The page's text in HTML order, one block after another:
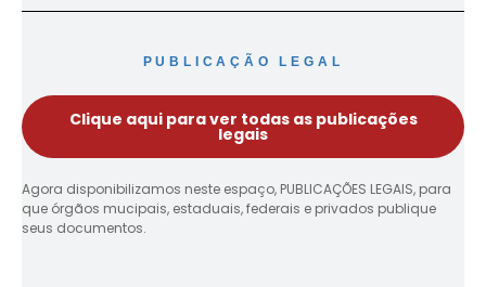
PUBLICAÇÃO LEGAL
Clique aqui para ver todas as publicações
legais
Agora disponibilizamos neste espaço, PUBLICAÇÕES LEGAIS, para
que órgãos mucipais, estaduais, federais e privados publique
seus documentos.